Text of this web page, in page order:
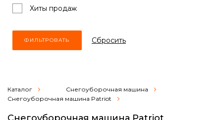
Хиты продаж
Cбросить
Каталог
Снегоуборочная машина
Снегоуборочная машина Patriot
Снегоуборочная машина Patriot